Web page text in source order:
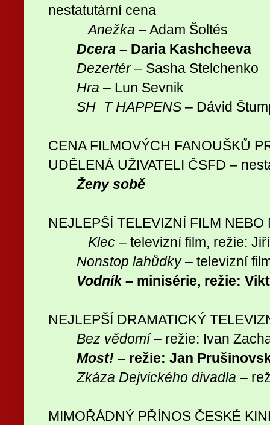
nestatutární cena
Anežka – Adam Šoltés
Dcera – Daria Kashcheeva
Dezertér– Sasha Stelchenko
Hra – Lun Sevnik
SH_T HAPPENS – Dávid
CENA FILMOVÝCH FANOUŠKŮ
UDĚLENÁ UŽIVATELI ČSFD –
Ženy sobě
NEJLEPŠÍ TELEVIZNÍ FILM NEBO
Klec – televizní film, režie:
Nonstop lahůdky– televizní
Vodník– minisérie, režie:
NEJLEPŠÍ DRAMATICKÝ
Bez vědomí– režie: Ivan
Most! – režie: Jan
Zkáza Dejvického divadla –
MIMOŘÁDNÝ PŘÍNOS ČESKÉ